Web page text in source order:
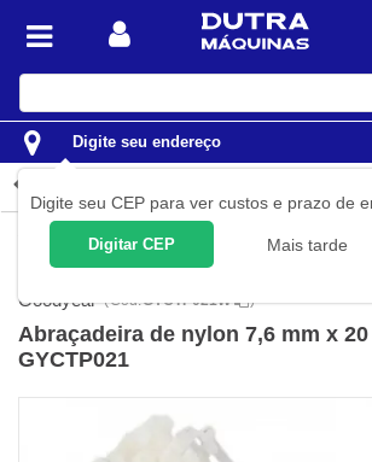
Digite
Digite seu endereço
Digite seu CEP para ver custos e prazo de
Digitar CEP Mais tarde
Ferramentas Acessórios para Ferramentas
Abraçadeiras de Nylon
Goodyear (Cód.GYCTP021W )
Abraçadeira de nylon 7,6 mm x
GYCTP021